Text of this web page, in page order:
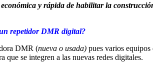
y rápida de habilitar la
repetidor DMR digital?
DMR (nueva o usada) pues varios
que se integren a las nuevas redes digitales.